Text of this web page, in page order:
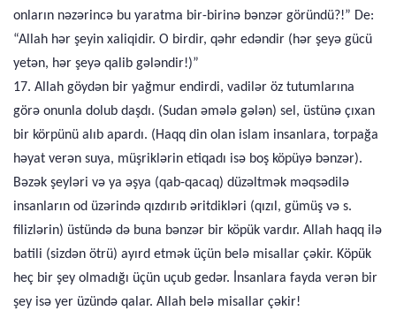
onların nəzərincə bu yaratma bir-birinə bənzər göründü?!” De:
“Allah hər şeyin xaliqidir. O birdir, qəhr edəndir (hər şeyə gücü
yetən, hər şeyə qalib gələndir!)”
17. Allah göydən bir yağmur endirdi, vadilər öz tutumlarına
görə onunla dolub daşdı. (Sudan əmələ gələn) sel, üstünə çıxan
bir körpünü alıb apardı. (Haqq din olan islam insanlara, torpağa
həyat verən suya, müşriklərin etiqadı isə boş köpüyə bənzər).
Bəzək şeyləri və ya əşya (qab-qacaq) düzəltmək məqsədilə
insanların od üzərində qızdırıb əritdikləri (qızıl, gümüş və s.
filizlərin) üstündə də buna bənzər bir köpük vardır. Allah haqq ilə
batili (sizdən ötrü) ayırd etmək üçün belə misallar çəkir. Köpük
heç bir şey olmadığı üçün uçub gedər. İnsanlara fayda verən bir
şey isə yer üzündə qalar. Allah belə misallar çəkir!